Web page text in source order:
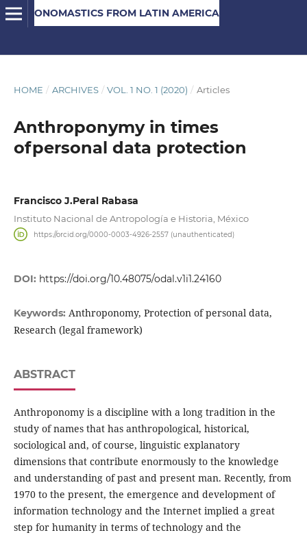
ONOMASTICS FROM LATIN AMERICA
HOME / ARCHIVES / VOL. 1 NO. 1 (2020) / Articles
Anthroponymy in times
ofpersonal data protection
Francisco J.Peral Rabasa
Instituto Nacional de Antropología e Historia, México
https://orcid.org/0000-0003-4926-2557 (unauthenticated)
DOI: https://doi.org/10.48075/odal.v1i1.24160
Keywords: Anthroponomy, Protection of personal data,
Research (legal framework)
ABSTRACT
Anthroponomy is a discipline with a long tradition in the
study of names that has anthropological, historical,
sociological and, of course, linguistic explanatory
dimensions that contribute enormously to the knowledge
and understanding of past and present man. Recently, from
1970 to the present, the emergence and development of
information technology and the Internet implied a great
step for humanity in terms of technology and the